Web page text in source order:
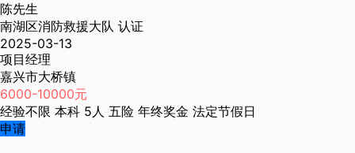
陈先生
南湖区消防救援大队 认证
2025-03-13
项目经理
嘉兴市大桥镇
6000-10000元
经验不限 本科 5人 五险 年终奖金 法定节假日
申请